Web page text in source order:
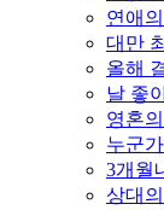
연애
대만
올해
날 좋
영혼
누군
3개월
상대